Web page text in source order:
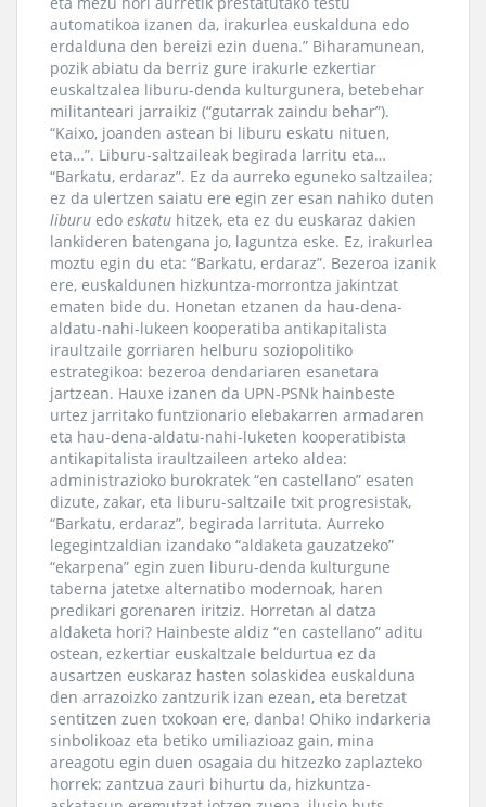
automatikoa izanen da, irakurlea euskalduna edo
erdalduna den bereizi ezin duena.” Biharamunean,
pozik abiatu da berriz gure irakurle ezkertiar
euskaltzalea liburu-denda kulturgunera, betebehar
militanteari jarraikiz (“gutarrak zaindu behar”).
“Kaixo, joanden astean bi liburu eskatu nituen,
eta…”. Liburu-saltzaileak begirada larritu eta…
“Barkatu, erdaraz”. Ez da aurreko eguneko saltzailea;
ez da ulertzen saiatu ere egin zer esan nahiko duten
liburu edo eskatu hitzek, eta ez du euskaraz dakien
lankideren batengana jo, laguntza eske. Ez, irakurlea
moztu egin du eta: “Barkatu, erdaraz”. Bezeroa izanik
ere, euskaldunen hizkuntza-morrontza jakintzat
ematen bide du. Honetan etzanen da hau-dena-
aldatu-nahi-lukeen kooperatiba antikapitalista
iraultzaile gorriaren helburu soziopolitiko
estrategikoa: bezeroa dendariaren esanetara
jartzean. Hauxe izanen da UPN-PSNk hainbeste
urtez jarritako funtzionario elebakarren armadaren
eta hau-dena-aldatu-nahi-luketen kooperatibista
antikapitalista iraultzaileen arteko aldea:
administrazioko burokratek “en castellano” esaten
dizute, zakar, eta liburu-saltzaile txit progresistak,
“Barkatu, erdaraz”, begirada larrituta. Aurreko
legegintzaldian izandako “aldaketa gauzatzeko”
“ekarpena” egin zuen liburu-denda kulturgune
taberna jatetxe alternatibo modernoak, haren
predikari gorenaren iritziz. Horretan al datza
aldaketa hori? Hainbeste aldiz “en castellano” aditu
ostean, ezkertiar euskaltzale beldurtua ez da
ausartzen euskaraz hasten solaskidea euskalduna
den arrazoizko zantzurik izan ezean, eta beretzat
sentitzen zuen txokoan ere, danba! Ohiko indarkeria
sinbolikoaz eta betiko umiliazioaz gain, mina
areagotu egin duen osagaia du hitzezko zaplazteko
horrek: zantzua zauri bihurtu da, hizkuntza-